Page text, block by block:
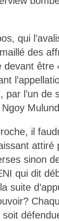
qui
des
devant
par l’un de
il
sinon
qui dit
suite
soit